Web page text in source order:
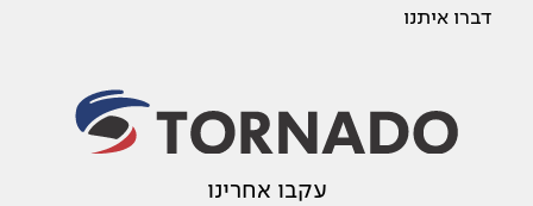
דברו איתנו
עקבו אחרינו